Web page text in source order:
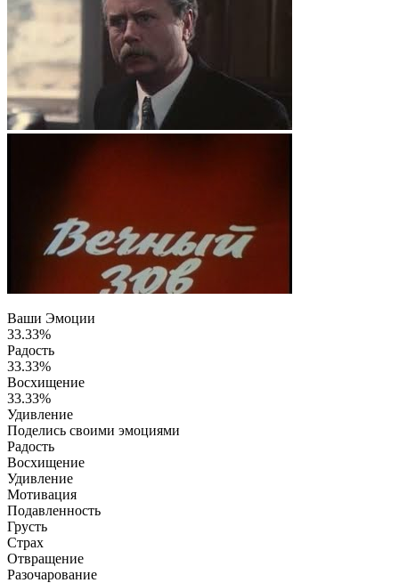
Ваши Эмоции
33.33%
Радость
33.33%
Восхищение
33.33%
Удивление
Поделись своими эмоциями
Радость
Восхищение
Удивление
Мотивация
Подавленность
Грусть
Страх
Отвращение
Разочарование